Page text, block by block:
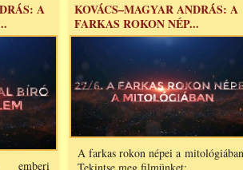
A
emberi
KOVÁCS–MAGYAR ANDRÁS: A
FARKAS ROKON NÉP...
A farkas rokon népei a mitológiában